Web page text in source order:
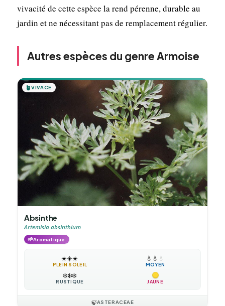
vivacité de cette espèce la rend pérenne, durable au
jardin et ne nécessitant pas de remplacement régulier.
Autres espèces du genre Armoise
🪴VIVACE
Absinthe
Artemisia absinthium
🌱Aromatique
☀️☀️☀️
PLEIN SOLEIL
💧 💧 💧
MOYEN
❄️❄️❄️
RUSTIQUE JAUNE
🍃ASTERACEAE